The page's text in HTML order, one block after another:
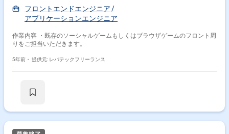
フロントエンドエンジニア
アプリケーションエンジニア
作業内容 ・既存のソーシャルゲームもしくはブラウザゲームのフロント周
りをご担当いただきます。
5年前・ 提供元: レバテックフリーランス